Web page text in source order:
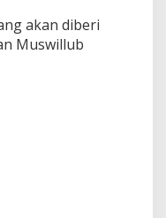
akan diberi
Muswillub